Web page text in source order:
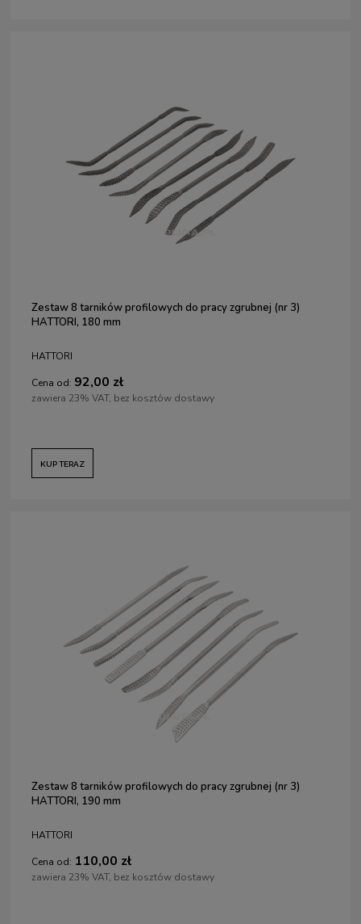
Zestaw 8 tarników profilowych do pracy zgrubnej (nr 3)
HATTORI, 180 mm
HATTORI
Cena od: 92,00 zł
zawiera 23% VAT, bez kosztów dostawy
KUP TERAZ
Zestaw 8 tarników profilowych do pracy zgrubnej (nr 3)
HATTORI, 190 mm
HATTORI
Cena od: 110,00 zł
zawiera 23% VAT, bez kosztów dostawy